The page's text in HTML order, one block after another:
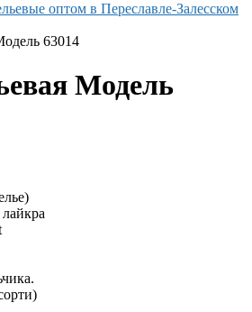
оптом в Переславле-Залесском
63014
Модель